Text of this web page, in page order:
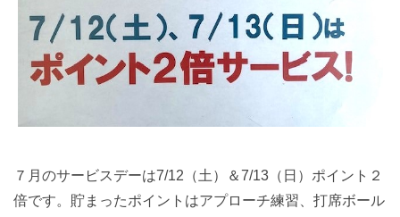
７月のサービスデーは7/12（土）＆7/13（日）ポイント２
倍です。貯まったポイントはアプローチ練習、打席ボール